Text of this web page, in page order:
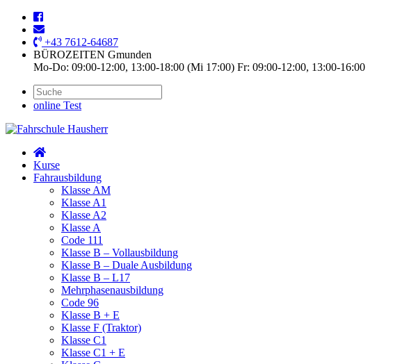
+43 7612-64687
BÜROZEITEN Gmunden
Mo-Do: 09:00-12:00, 13:00-18:00 (Mi 17:00) Fr: 09:00-12:00, 13:00-16:00
online Test
Kurse
Fahrausbildung
Klasse AM
Klasse A1
Klasse A2
Klasse A
Code 111
Klasse B – Vollausbildung
Klasse B – Duale Ausbildung
Klasse B – L17
Mehrphasenausbildung
Code 96
Klasse B + E
Klasse F (Traktor)
Klasse C1
Klasse C1 + E